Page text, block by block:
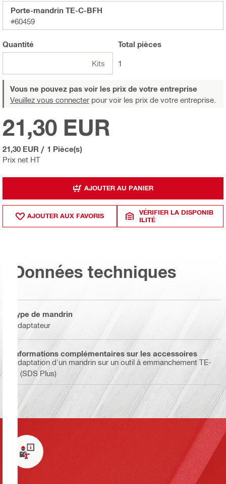
Porte-mandrin TE-C-BFH
#60459
Quantité
Kits
Total pièces
1
Vous ne pouvez pas voir les prix de votre entreprise
Veuillez vous connecter pour voir les prix de votre entreprise.
Prix net HT
21,30 EUR
21,30 EUR / 1 Pièce(s)
AJOUTER AU PANIER
AJOUTER AUX FAVORIS
VÉRIFIER LA DISPONIB
ILITÉ
Données techniques
Type de mandrin
Adaptateur
Informations complémentaires sur les accessoires
Adaptation d'un mandrin sur un outil à emmanchement TE-
C (SDS Plus)